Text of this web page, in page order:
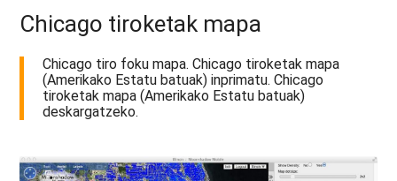
Chicago tiroketak mapa
Chicago tiro foku mapa. Chicago tiroketak mapa
(Amerikako Estatu batuak) inprimatu. Chicago
tiroketak mapa (Amerikako Estatu batuak)
deskargatzeko.